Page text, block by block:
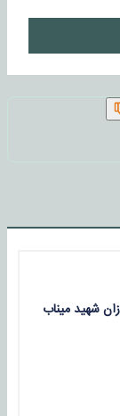
شهید میناب